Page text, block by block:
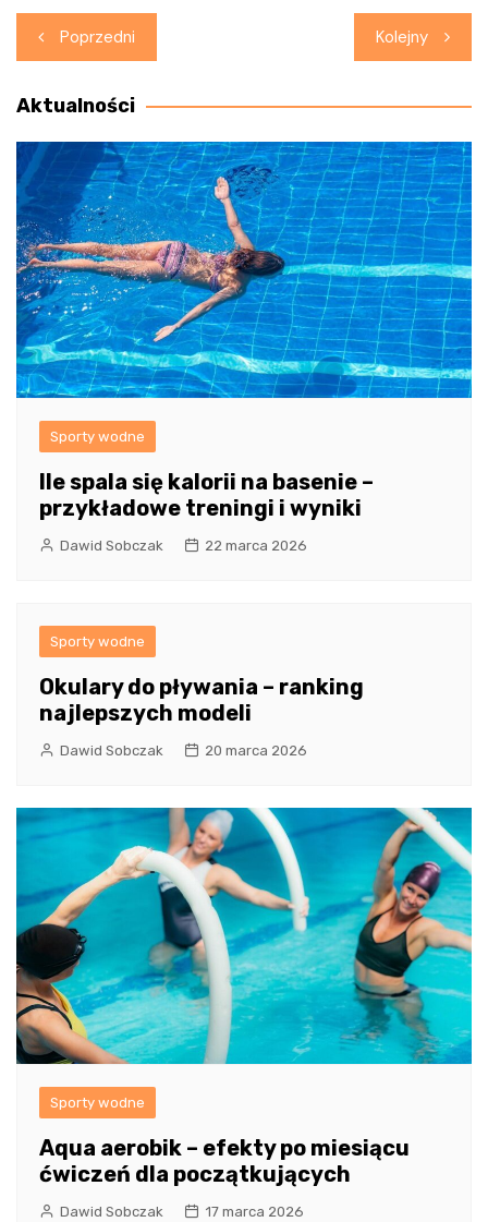
Nawigacja
wpisu
Poprzedni Kolejny
Aktualności
Sporty wodne
Ile spala się kalorii na basenie –
przykładowe treningi i wyniki
Dawid Sobczak 22 marca 2026
Sporty wodne
Okulary do pływania – ranking
najlepszych modeli
Dawid Sobczak 20 marca 2026
Sporty wodne
Aqua aerobik – efekty po miesiącu
ćwiczeń dla początkujących
Dawid Sobczak 17 marca 2026